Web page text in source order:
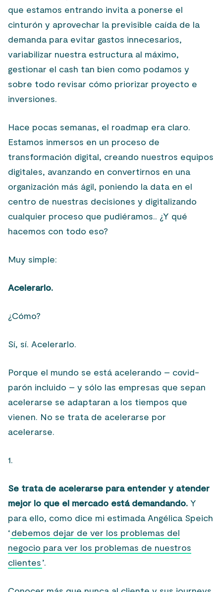
que estamos entrando invita a ponerse el
cinturón y aprovechar la previsible caída de la
demanda para evitar gastos innecesarios,
variabilizar nuestra estructura al máximo,
gestionar el cash tan bien como podamos y
sobre todo revisar cómo priorizar proyecto e
inversiones.
Hace pocas semanas, el roadmap era claro.
Estamos inmersos en un proceso de
transformación digital, creando nuestros equipos
digitales, avanzando en convertirnos en una
organización más ágil, poniendo la data en el
centro de nuestras decisiones y digitalizando
cualquier proceso que pudiéramos.. ¿Y qué
hacemos con todo eso?
Muy simple:
Acelerarlo.
¿Cómo?
Sí, sí. Acelerarlo.
Porque el mundo se está acelerando – covid-
parón incluido – y sólo las empresas que sepan
acelerarse se adaptaran a los tiempos que
vienen. No se trata de acelerarse por
acelerarse.
1.
Se trata de acelerarse para entender y atender
mejor lo que el mercado está demandando. Y
para ello, como dice mi estimada Angélica Speich
‘debemos dejar de ver los problemas del
negocio para ver los problemas de nuestros
clientes’.